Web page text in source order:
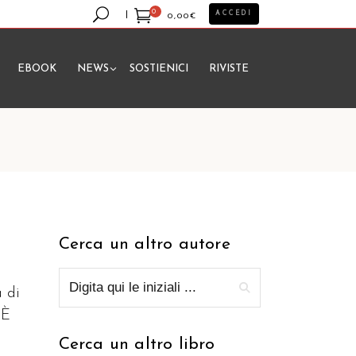
0
0,00€
prodotto nel carrello.
ACCEDI
EBOOK NEWS SOSTIENICI RIVISTE
di
Cerca un altro autore
Cerca un altro libro